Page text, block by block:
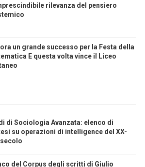
rilevanza del pensiero
un grande successo per la Festa della
E questa volta vince il Liceo
di Sociologia Avanzata: elenco di
su operazioni di intelligence del XX-
del Corpus degli scritti di Giulio